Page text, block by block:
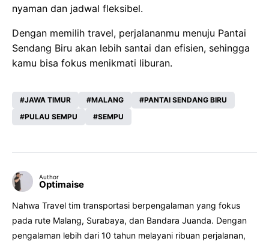
nyaman dan jadwal fleksibel.
Dengan memilih travel, perjalananmu menuju Pantai
Sendang Biru akan lebih santai dan efisien, sehingga
kamu bisa fokus menikmati liburan.
JAWA TIMUR MALANG
PANTAI SENDANG BIRU
PULAU SEMPU
SEMPU
Author
Optimaise
Nahwa Travel tim transportasi berpengalaman yang fokus
pada rute Malang, Surabaya, dan Bandara Juanda. Dengan
pengalaman lebih dari 10 tahun melayani ribuan perjalanan,